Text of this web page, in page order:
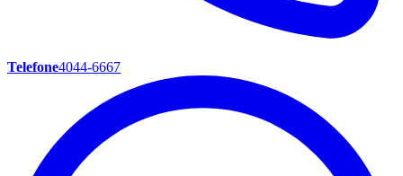
Telefone4044-6667